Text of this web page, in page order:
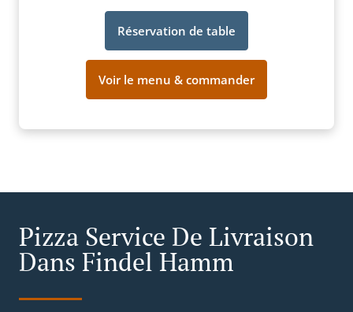
Réservation de table
Voir le menu & commander
Pizza Service De Livraison
Dans Findel Hamm